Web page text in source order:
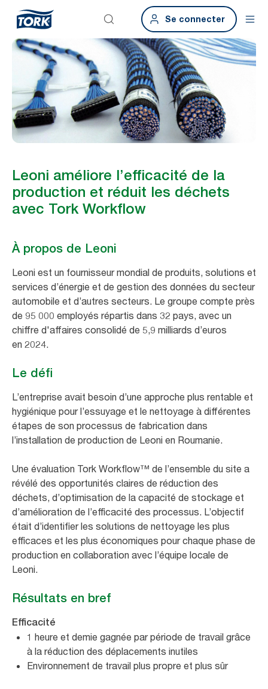
Se connecter
Leoni améliore l’efficacité de la
production et réduit les déchets
avec Tork Workflow
À propos de Leoni
Leoni est un fournisseur mondial de produits, solutions et
services d’énergie et de gestion des données du secteur
automobile et d’autres secteurs. Le groupe compte près
de 95 000 employés répartis dans 32 pays, avec un
chiffre d'affaires consolidé de 5,9 milliards d’euros
en 2024.
Le défi
L’entreprise avait besoin d’une approche plus rentable et
hygiénique pour l’essuyage et le nettoyage à différentes
étapes de son processus de fabrication dans
l’installation de production de Leoni en Roumanie.
Une évaluation Tork Workflow™ de l’ensemble du site a
révélé des opportunités claires de réduction des
déchets, d’optimisation de la capacité de stockage et
d’amélioration de l’efficacité des processus. L’objectif
était d’identifier les solutions de nettoyage les plus
efficaces et les plus économiques pour chaque phase de
production en collaboration avec l’équipe locale de
Leoni.
Résultats en bref
Efficacité
1 heure et demie gagnée par période de travail grâce
à la réduction des déplacements inutiles
Environnement de travail plus propre et plus sûr